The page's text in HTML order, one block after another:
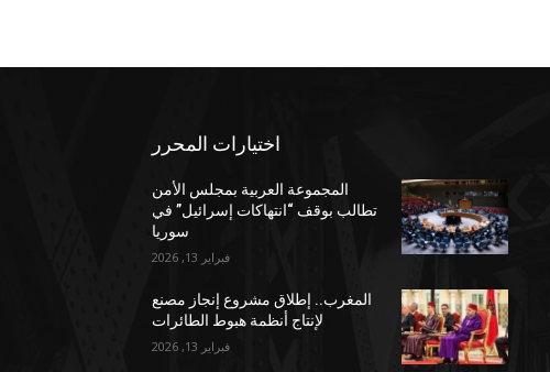
اختيارات المحرر
المجموعة العربية بمجلس الأمن
تطالب بوقف “انتهاكات إسرائيل” في
سوريا
فبراير 13, 2026
المغرب.. إطلاق مشروع إنجاز مصنع
لإنتاج أنظمة هبوط الطائرات
فبراير 13, 2026